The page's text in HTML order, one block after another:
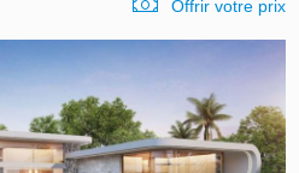
Offrir votre prix